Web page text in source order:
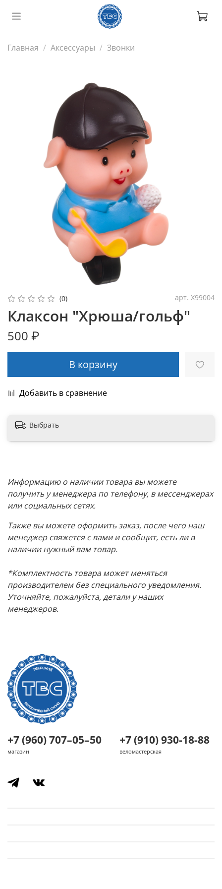
Главная Аксессуары Звонки
(0) арт. Х99004
Клаксон "Хрюша/гольф"
500 ₽
В корзину
Добавить в сравнение
Выбрать
Информацию о наличии товара вы можете
получить у менеджера по телефону, в мессенджерах
или социальных сетях.
Также вы можете оформить заказ, после чего наш
менеджер свяжется с вами и сообщит, есть ли в
наличии нужный вам товар.
*Комплектность товара может меняться
производителем без специального уведомления.
Уточняйте, пожалуйста, детали у наших
менеджеров.
+7 (960) 707–05–50
магазин
+7 (910) 930-18-88
веломастерская